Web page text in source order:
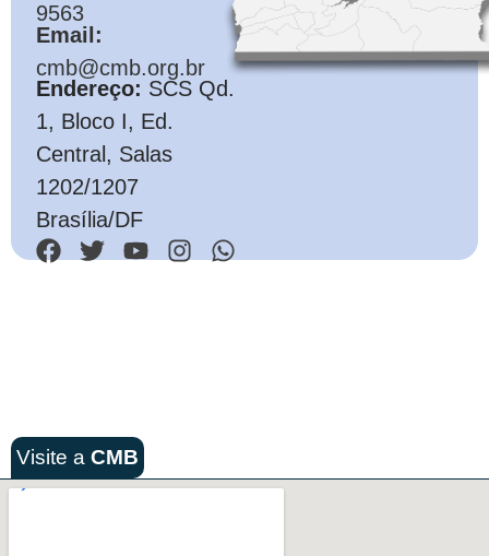
9563
Email:
cmb@cmb.org.br
Endereço: SCS Qd.
1, Bloco I, Ed.
Central, Salas
1202/1207
Brasília/DF
Visite a CMB